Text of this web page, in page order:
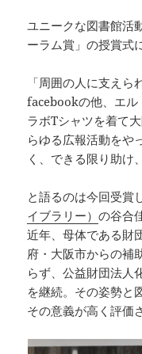
ユニークな図書館活
ーラム賞」の授賞式
「周囲の人に支え
facebookの他、エル
ラボTシャツを着て
らゆる広報活動をや
く、できる限り助け
と語るのは今回受賞
イブラリー）の谷合
近年、母体である財
府・大阪市からの補
らず、公益財団法人
を継続。その姿勢と
その意義が高く評価